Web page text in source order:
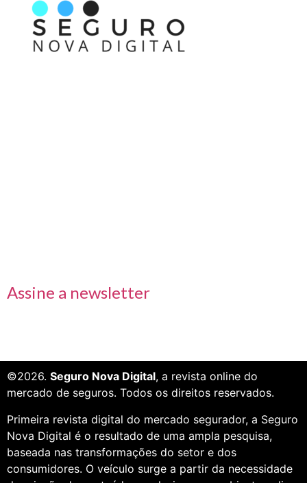
Assine a newsletter
©2026. Seguro Nova Digital, a revista online do
mercado de seguros. Todos os direitos reservados.
Primeira revista digital do mercado segurador, a Seguro
Nova Digital é o resultado de uma ampla pesquisa,
baseada nas transformações do setor e dos
consumidores. O veículo surge a partir da necessidade